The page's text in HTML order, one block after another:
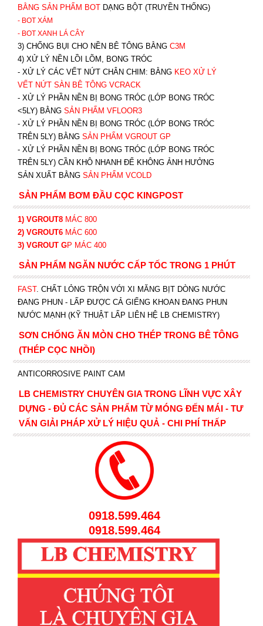
BẰNG SẢN PHẨM BOTDẠNG BỘT (TRUYỀN THỐNG)
- BOT XÁM
- BOT XANH LÁ CÂY
3) CHỐNG BỤI CHO NỀN BÊ TÔNG BẰNG C3M
4) XỬ LÝ NỀN LỒI LÕM, BONG TRÓC
- XỬ LÝ CÁC VẾT NỨT CHÂN CHIM: BẰNG KEO XỬ LÝ
VẾT NỨT SÀN BÊ TÔNG VCRACK
- XỬ LÝ PHẦN NỀN BỊ BONG TRÓC (LỚP BONG TRÓC
<5LY) BẰNG SẢN PHẨM VFLOOR3
- XỬ LÝ PHẦN NỀN BỊ BONG TRÓC (LỚP BONG TRÓC
TRÊN 5LY) BẰNG SẢN PHẨM VGROUT GP
- XỬ LÝ PHẦN NỀN BỊ BONG TRÓC (LỚP BONG TRÓC
TRÊN 5LY) CẦN KHÔ NHANH ĐỂ KHÔNG ẢNH HƯỞNG
SẢN XUẤT BẰNG SẢN PHẨM VCOLD
SẢN PHẨM BƠM ĐẦU CỌC KINGPOST
1) VGROUT8 MÁC 800
2) VGROUT6MÁC 600
3) VGROUT GP MÁC 400
SẢN PHẨM NGĂN NƯỚC CẤP TỐC TRONG 1 PHÚT
FAST. CHẤT LỎNG TRỘN VỚI XI MĂNG BỊT DÒNG NƯỚC
ĐANG PHUN - LẤP ĐƯỢC CẢ GIẾNG KHOAN ĐANG PHUN
NƯỚC MẠNH (KỸ THUẬT LẤP LIÊN HỆ LB CHEMISTRY)
SƠN CHỐNG ĂN MÒN CHO THÉP TRONG BÊ TÔNG
(THÉP CỌC NHỒI)
ANTICORROSIVE PAINT CAM
LB CHEMISTRY CHUYÊN GIA TRONG LĨNH VỰC XÂY
DỰNG - ĐỦ CÁC SẢN PHẨM TỪ MÓNG ĐẾN MÁI - TƯ
VẤN GIẢI PHÁP XỬ LÝ HIỆU QUẢ - CHI PHÍ THẤP
0918.599.464
0918.599.464